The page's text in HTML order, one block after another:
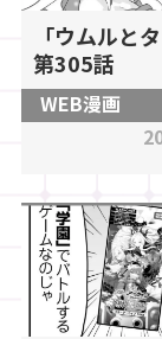
「ウムルと
第305話
WEB漫画